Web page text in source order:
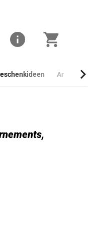
Generalgouvernements